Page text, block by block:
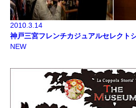
2010.3.14
神戸三宮フレンチカジュアルセレクト
NEW